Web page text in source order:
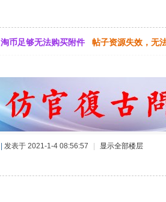
淘币足够无法购买附件 帖子资源失效，无
发表于 2021-1-4 08:56:57 显示全部楼层